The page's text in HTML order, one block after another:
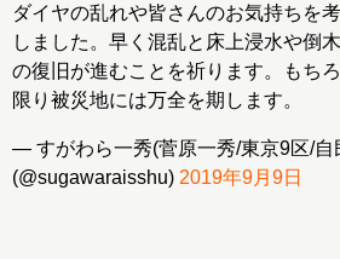
ダイヤの乱れや皆さんのお気持ちを
しました。早く混乱と床上浸水や倒
の復旧が進むことを祈ります。もち
限り被災地には万全を期します。
— すがわら一秀(菅原一秀/東京9区/自
(@sugawaraisshu) 2019年9月9日